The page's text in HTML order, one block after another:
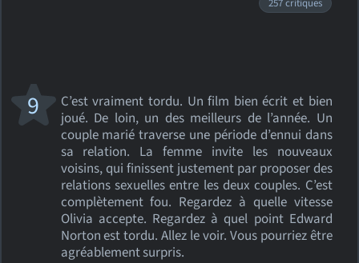
257 critiques
C’est vraiment tordu. Un film bien écrit et bien
joué. De loin, un des meilleurs de l’année. Un
couple marié traverse une période d’ennui dans
sa relation. La femme invite les nouveaux
voisins, qui finissent justement par proposer des
relations sexuelles entre les deux couples. C’est
complètement fou. Regardez à quelle vitesse
Olivia accepte. Regardez à quel point Edward
Norton est tordu. Allez le voir. Vous pourriez être
agréablement surpris.
9